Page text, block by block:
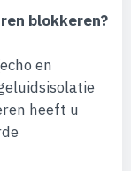
blokkeren?
en
heeft u